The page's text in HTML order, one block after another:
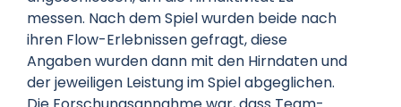
messen. Nach dem Spiel wurden beide nach
ihren Flow-Erlebnissen gefragt, diese
Angaben wurden dann mit den Hirndaten und
der jeweiligen Leistung im Spiel abgeglichen.